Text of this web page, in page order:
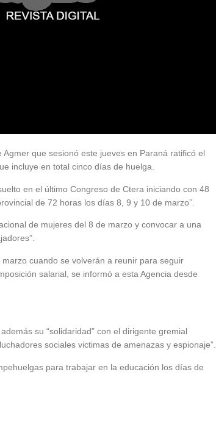
que sesionó este jueves en Paraná ratificó el
incluye en total cinco días de huelga.
en el último Congreso de Ctera iniciando con 48
de 72 horas los días 8, 9 y 10 de marzo”.
de mujeres del 8 de marzo y convocar a una
cuando se volverán a reunir para seguir
salarial, se informó a esta Agencia desde
su “solidaridad” con el dirigente gremial
sociales victimas de amenazas y espionaje”.
para trabajar en la educación los días de